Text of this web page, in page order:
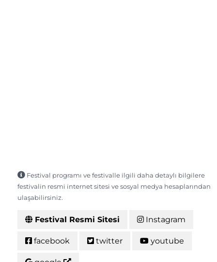
Festival programı ve festivalle ilgili daha detaylı bilgilere
festivalin resmi internet sitesi ve sosyal medya hesaplarından
ulaşabilirsiniz.
Festival Resmi Sitesi Instagram
facebook twitter youtube